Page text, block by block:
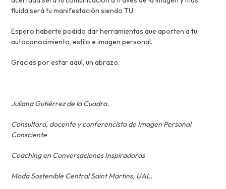
fluida será tu manifestación siendo TU.
Espero haberte podido dar herramientas que aporten a tu
autoconocimiento, estilo e imagen personal.
Gracias por estar aquí, un abrazo.
Juliana Gutiérrez de la Cuadra.
Consultora, docente y conferencista de Imagen Personal
Consciente
Coaching en Conversaciones Inspiradoras
Moda Sostenible Central Saint Martins, UAL.